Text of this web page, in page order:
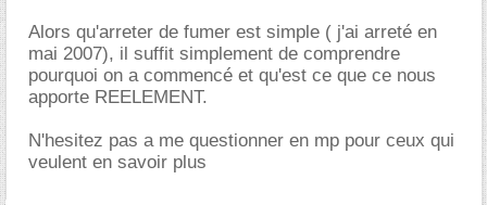
Alors qu'arreter de fumer est simple ( j'ai arreté en
mai 2007), il suffit simplement de comprendre
pourquoi on a commencé et qu'est ce que ce nous
apporte REELEMENT.
N'hesitez pas a me questionner en mp pour ceux qui
veulent en savoir plus